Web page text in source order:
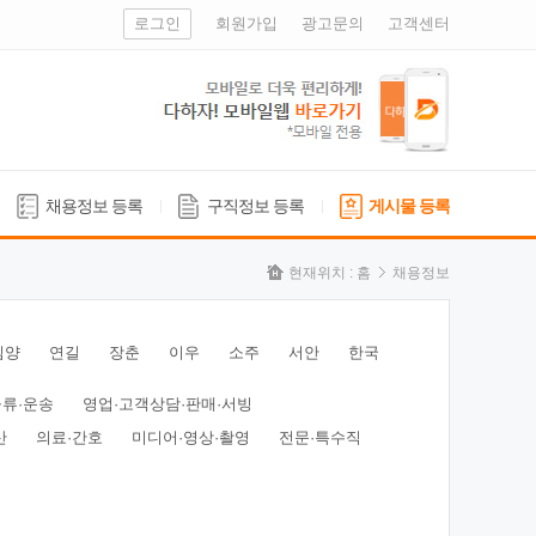
로그인 회원가입 광고문의 고객센터
채용정보 등록 구직정보 등록 게시물 등록
현재위치 : 홈 채용정보
양 연길 장춘 이우 소주 서안 한국
·운송
영업·고객상담·판매·서빙
의료·간호 미디어·영상·촬영 전문·특수직